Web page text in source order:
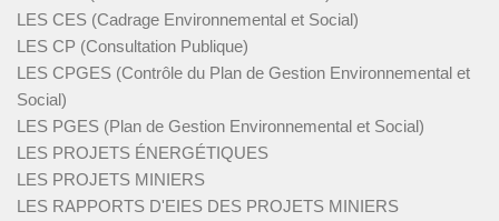
LES CES (Cadrage Environnemental et Social)
LES CP (Consultation Publique)
LES CPGES (Contrôle du Plan de Gestion Environnemental et
Social)
LES PGES (Plan de Gestion Environnemental et Social)
LES PROJETS ÉNERGÉTIQUES
LES PROJETS MINIERS
LES RAPPORTS D'EIES DES PROJETS MINIERS